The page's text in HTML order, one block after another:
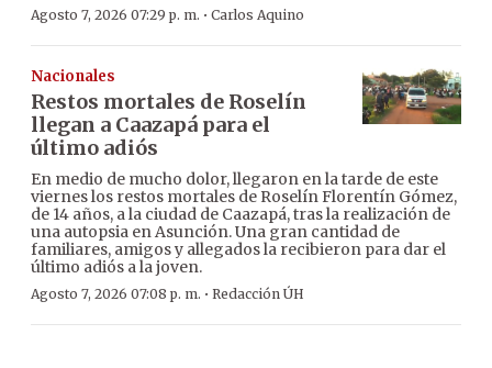
Agosto 7, 2026 07:29 p. m. · Carlos Aquino
Nacionales
Restos mortales de Roselín
llegan a Caazapá para el
último adiós
En medio de mucho dolor, llegaron en la tarde de este
viernes los restos mortales de Roselín Florentín Gómez,
de 14 años, a la ciudad de Caazapá, tras la realización de
una autopsia en Asunción. Una gran cantidad de
familiares, amigos y allegados la recibieron para dar el
último adiós a la joven.
Agosto 7, 2026 07:08 p. m. · Redacción ÚH